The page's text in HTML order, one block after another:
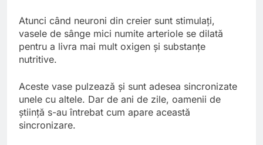
Atunci când neuroni din creier sunt stimulați,
vasele de sânge mici numite arteriole se dilată
pentru a livra mai mult oxigen și substanțe
nutritive.
Aceste vase pulzează și sunt adesea sincronizate
unele cu altele. Dar de ani de zile, oamenii de
știință s-au întrebat cum apare această
sincronizare.